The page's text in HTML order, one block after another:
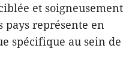
et soigneusement
pays représente en
spécifique au sein de